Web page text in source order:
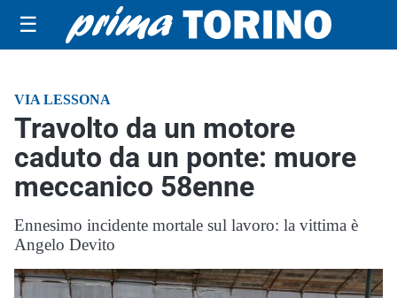
☰
VIA LESSONA
Travolto da un motore
caduto da un ponte: muore
meccanico 58enne
Ennesimo incidente mortale sul lavoro: la vittima è
Angelo Devito